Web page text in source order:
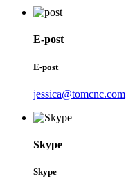
E-post
E-post
jessica@tomcnc.com
Skype
Skype